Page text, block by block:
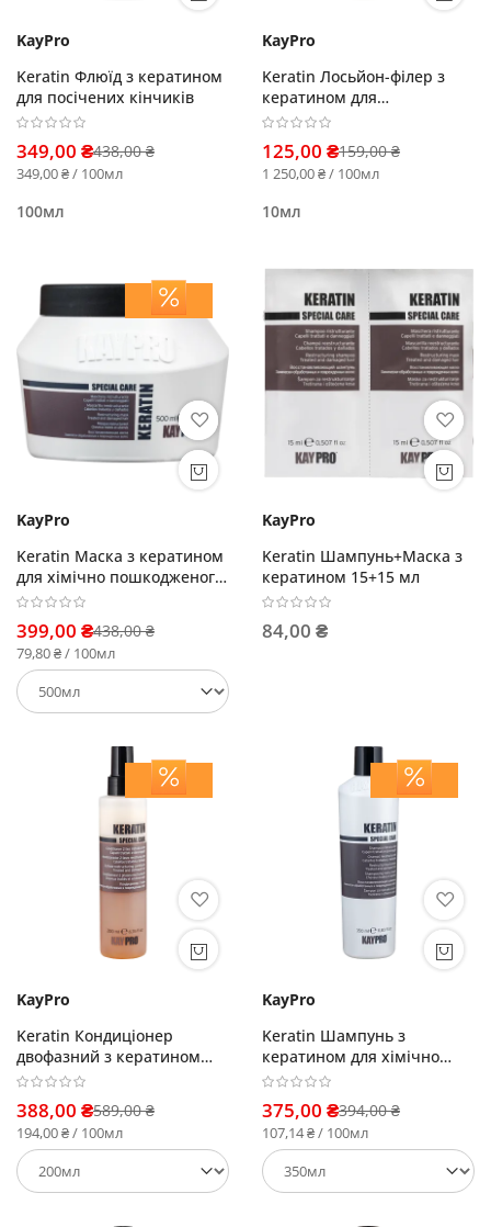
KayPro
Keratin Флюїд з кератином
для посічених кінчиків
349,00 ₴438,00 ₴
349,00 ₴ / 100мл
100мл
KayPro
Keratin Лосьйон-філер з
кератином для
пошкодженого волосся
125,00 ₴159,00 ₴
1 250,00 ₴ / 100мл
10мл
KayPro
Keratin Маска з кератином
для хімічно пошкодженого
волосся
399,00 ₴438,00 ₴
79,80 ₴ / 100мл
KayPro
Keratin Шампунь+Маска з
кератином 15+15 мл
84,00 ₴
KayPro
Keratin Кондиціонер
двофазний з кератином
для хімічно пошкодженого
388,00 ₴589,00 ₴
194,00 ₴ / 100мл
KayPro
Keratin Шампунь з
кератином для хімічно
пошкодженого волосся
375,00 ₴394,00 ₴
107,14 ₴ / 100мл